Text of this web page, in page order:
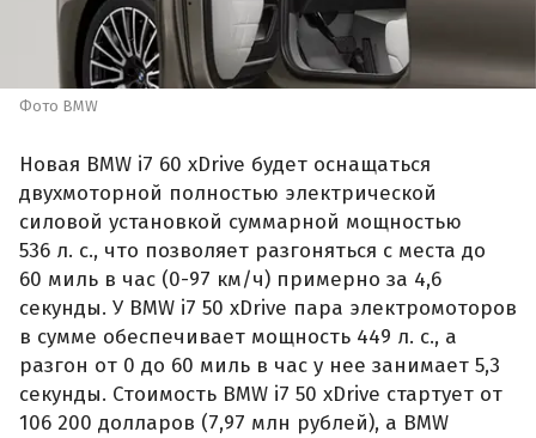
Фото BMW
Новая BMW i7 60 xDrive будет оснащаться
двухмоторной полностью электрической
силовой установкой суммарной мощностью
536 л. с., что позволяет разгоняться с места до
60 миль в час (0-97 км/ч) примерно за 4,6
секунды. У BMW i7 50 xDrive пара электромоторов
в сумме обеспечивает мощность 449 л. с., а
разгон от 0 до 60 миль в час у нее занимает 5,3
секунды. Стоимость BMW i7 50 xDrive стартует от
106 200 долларов (7,97 млн рублей), а BMW